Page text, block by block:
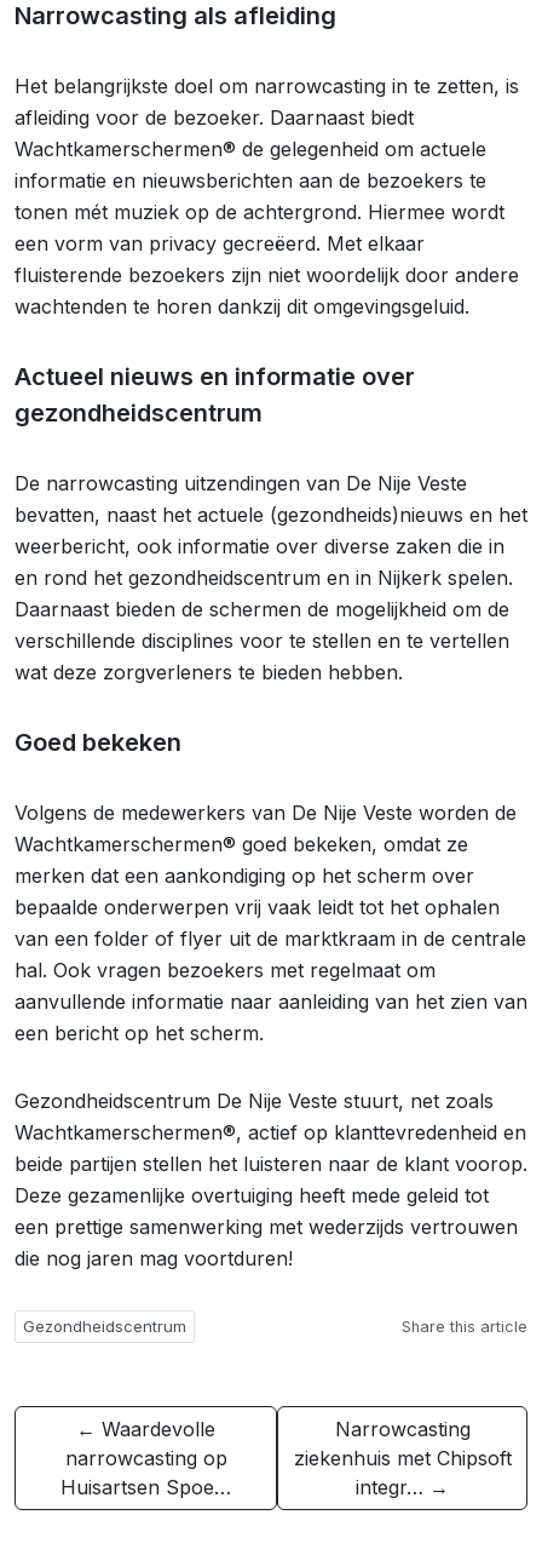
Narrowcasting als afleiding
Het belangrijkste doel om narrowcasting in te zetten, is
afleiding voor de bezoeker. Daarnaast biedt
Wachtkamerschermen® de gelegenheid om actuele
informatie en nieuwsberichten aan de bezoekers te
tonen mét muziek op de achtergrond. Hiermee wordt
een vorm van privacy gecreëerd. Met elkaar
fluisterende bezoekers zijn niet woordelijk door andere
wachtenden te horen dankzij dit omgevingsgeluid.
Actueel nieuws en informatie over
gezondheidscentrum
De narrowcasting uitzendingen van De Nije Veste
bevatten, naast het actuele (gezondheids)nieuws en het
weerbericht, ook informatie over diverse zaken die in
en rond het gezondheidscentrum en in Nijkerk spelen.
Daarnaast bieden de schermen de mogelijkheid om de
verschillende disciplines voor te stellen en te vertellen
wat deze zorgverleners te bieden hebben.
Goed bekeken
Volgens de medewerkers van De Nije Veste worden de
Wachtkamerschermen® goed bekeken, omdat ze
merken dat een aankondiging op het scherm over
bepaalde onderwerpen vrij vaak leidt tot het ophalen
van een folder of flyer uit de marktkraam in de centrale
hal. Ook vragen bezoekers met regelmaat om
aanvullende informatie naar aanleiding van het zien van
een bericht op het scherm.
Gezondheidscentrum De Nije Veste stuurt, net zoals
Wachtkamerschermen®, actief op klanttevredenheid en
beide partijen stellen het luisteren naar de klant voorop.
Deze gezamenlijke overtuiging heeft mede geleid tot
een prettige samenwerking met wederzijds vertrouwen
die nog jaren mag voortduren!
Gezondheidscentrum Share this article
← Waardevolle
narrowcasting op
Huisartsen Spoe…
Narrowcasting
ziekenhuis met Chipsoft
integr… →